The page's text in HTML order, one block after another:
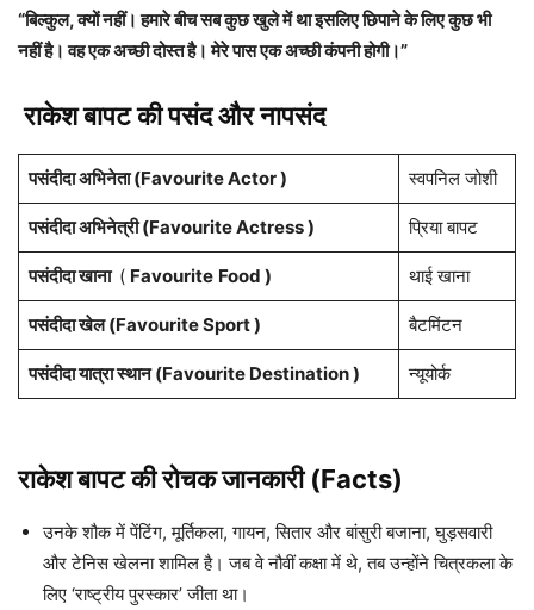
“बिल्कुल, क्यों नहीं। हमारे बीच सब कुछ खुले में था इसलिए छिपाने के लिए कुछ भी
नहीं है। वह एक अच्छी दोस्त है। मेरे पास एक अच्छी कंपनी होगी।”
राकेश बापट की पसंद और नापसंद
पसंदीदा अभिनेता (Favourite Actor ) स्वपनिल जोशी
पसंदीदा अभिनेत्री (FavouriteActress ) प्रिया बापट
पसंदीदा खाना ( Favourite Food ) थाई खाना
पसंदीदा खेल (Favourite Sport ) बैटमिंटन
पसंदीदा यात्रा स्थान (Favourite Destination ) न्यूयोर्क
राकेश बापटकी रोचक जानकारी (Facts)
उनके शौक में पेंटिंग, मूर्तिकला, गायन, सितार और बांसुरी बजाना, घुड़सवारी
और टेनिस खेलना शामिल है। जब वे नौवीं कक्षा में थे, तब उन्होंने चित्रकला के
लिए ‘राष्ट्रीय पुरस्कार’ जीता था।